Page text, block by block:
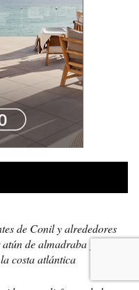
de Conil y alrededores
de almadraba y de
costa atlántica